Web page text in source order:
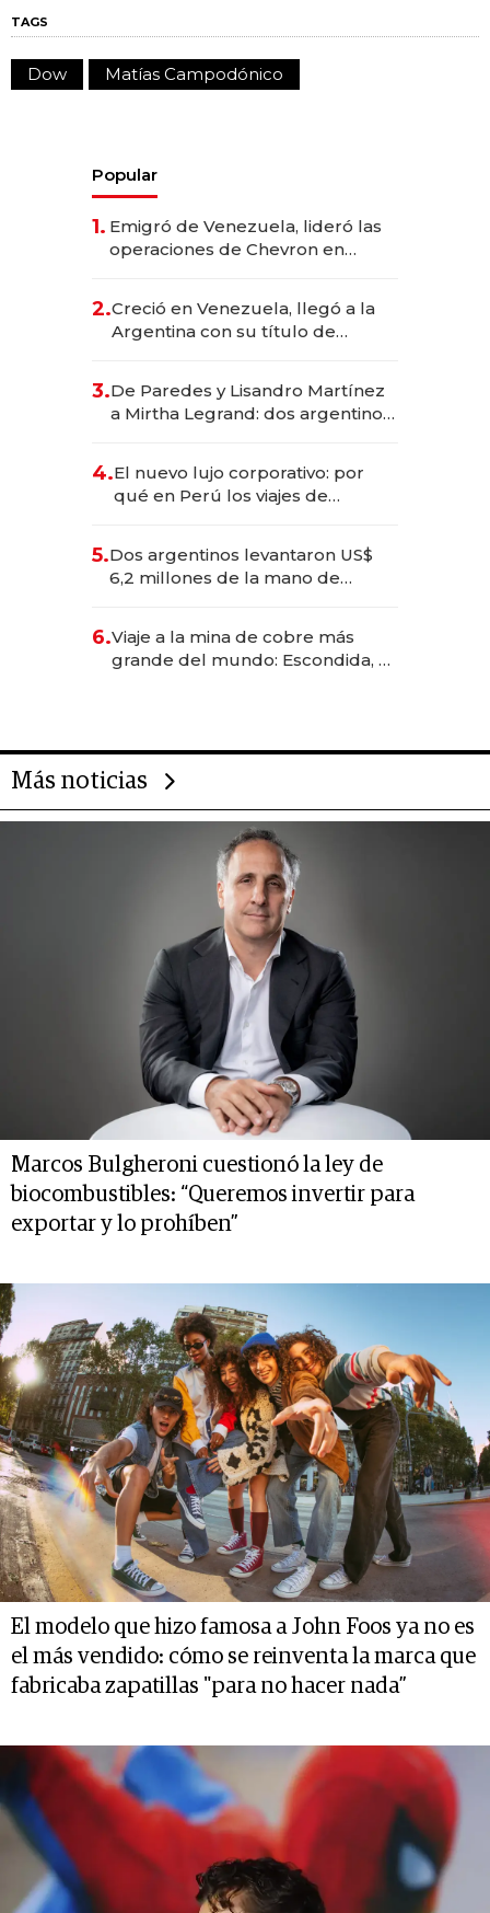
TAGS
Dow Matías Campodónico
Popular
1. Emigró de Venezuela, lideró las
operaciones de Chevron en
2.Creció en Venezuela, llegó a la
Argentina con su título de
las marcas "fast premium"
3.De Paredes y Lisandro Martínez
a Mirtha Legrand: dos argentinos
4.El nuevo lujo corporativo: por
qué en Perú los viajes de
transformadoras
5.Dos argentinos levantaron US$
6,2 millones de la mano de
6.Viaje a la mina de cobre más
grande del mundo: Escondida, el
Más noticias
Marcos Bulgheroni cuestionó la ley de
biocombustibles: “Queremos invertir para
exportar y lo prohíben”
El modelo que hizo famosa a John Foos ya no es
el más vendido: cómo se reinventa la marca que
fabricaba zapatillas "para no hacer nada”